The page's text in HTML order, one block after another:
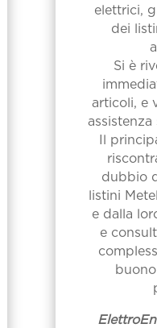
elettrici,
dei
Si è
articoli, e
Il
dubbio
listini
e dalla
e